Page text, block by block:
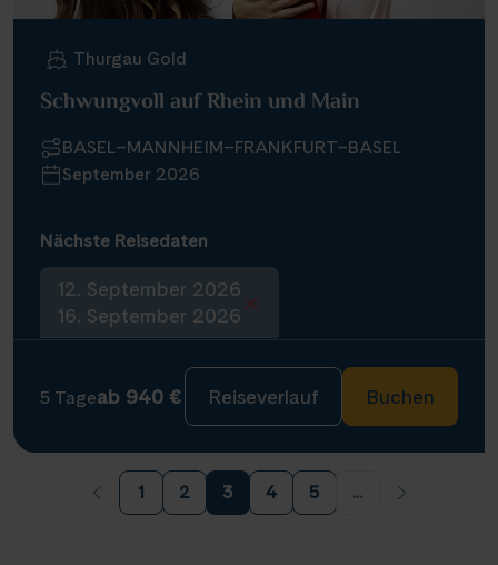
Thurgau Gold
Schwungvoll auf Rhein und Main
BASEL–MANNHEIM–FRANKFURT–BASEL
September 2026
Nächste Reisedaten
12. September 2026
16. September 2026
5 Tageab 940 € Reiseverlauf Buchen
1 2 3 4 5 ...